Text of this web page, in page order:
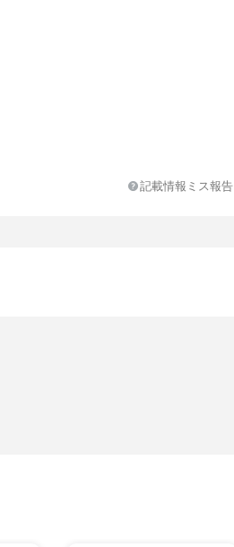
記載情報ミス報告